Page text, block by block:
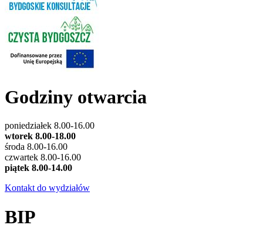
Godziny otwarcia
poniedziałek 8.00-16.00
wtorek 8.00-18.00
środa 8.00-16.00
czwartek 8.00-16.00
piątek 8.00-14.00
Kontakt do wydziałów
BIP